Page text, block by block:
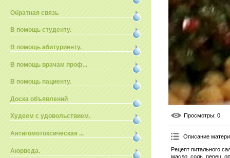
Обратная связь
В помощь студенту.
В помощь абитуриенту.
В помощь врачам проф...
В помощь пациенту.
Доска объявлений
Худеем с удовольствием.
Антигомотоксическая ...
Аюрведа.
Просмотры: 0
Описание
Рецепт питального
масло, соль, перец,